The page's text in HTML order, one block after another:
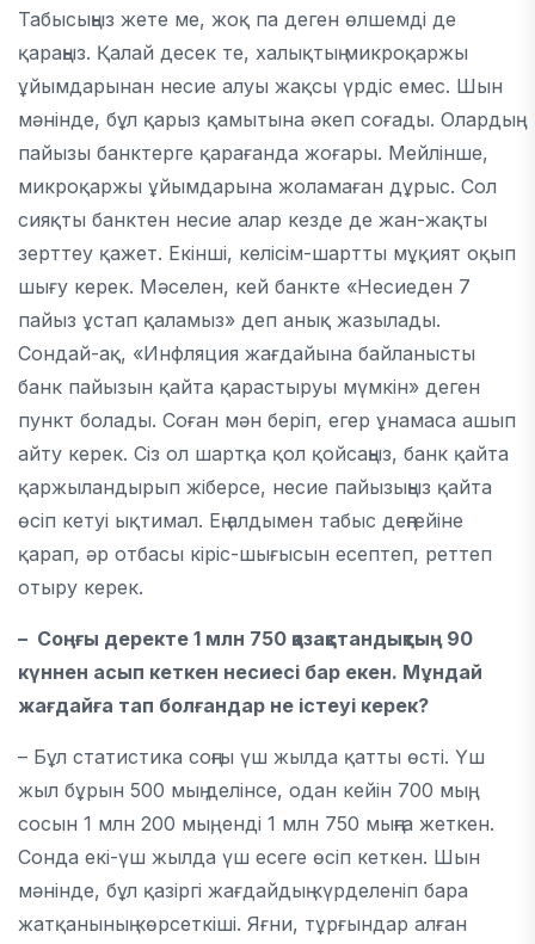
Табысыңыз жете ме, жоқ па деген өлшемді де
қараңыз. Қалай десек те, халықтың микроқаржы
ұйымдарынан несие алуы жақсы үрдіс емес. Шын
мәнінде, бұл қарыз қамытына әкеп соғады. Олардың
пайызы банктерге қарағанда жоғары. Мейлінше,
микроқаржы ұйымдарына жоламаған дұрыс. Сол
сияқты банктен несие алар кезде де жан-жақты
зерттеу қажет. Екінші, келісім-шартты мұқият оқып
шығу керек. Мәселен, кей банкте «Несиеден 7
пайыз ұстап қаламыз» деп анық жазылады.
Сондай-ақ, «Инфляция жағдайына байланысты
банк пайызын қайта қарастыруы мүмкін» деген
пункт болады. Соған мән беріп, егер ұнамаса ашып
айту керек. Сіз ол шартқа қол қойсаңыз, банк қайта
қаржыландырып жіберсе, несие пайызыңыз қайта
өсіп кетуі ықтимал. Ең алдымен табыс деңгейіне
қарап, әр отбасы кіріс-шығысын есептеп, реттеп
отыру керек.
– Соңғы деректе 1 млн 750 қазақстандықтың 90
күннен асып кеткен несиесі бар екен. Мұндай
жағдайға тап болғандар не істеуі керек?
– Бұл статистика соңғы үш жылда қатты өсті. Үш
жыл бұрын 500 мың делінсе, одан кейін 700 мың,
сосын 1 млн 200 мың, енді 1 млн 750 мыңға жеткен.
Сонда екі-үш жылда үш есеге өсіп кеткен. Шын
мәнінде, бұл қазіргі жағдайдың күрделеніп бара
жатқанының көрсеткіші. Яғни, тұрғындар алған